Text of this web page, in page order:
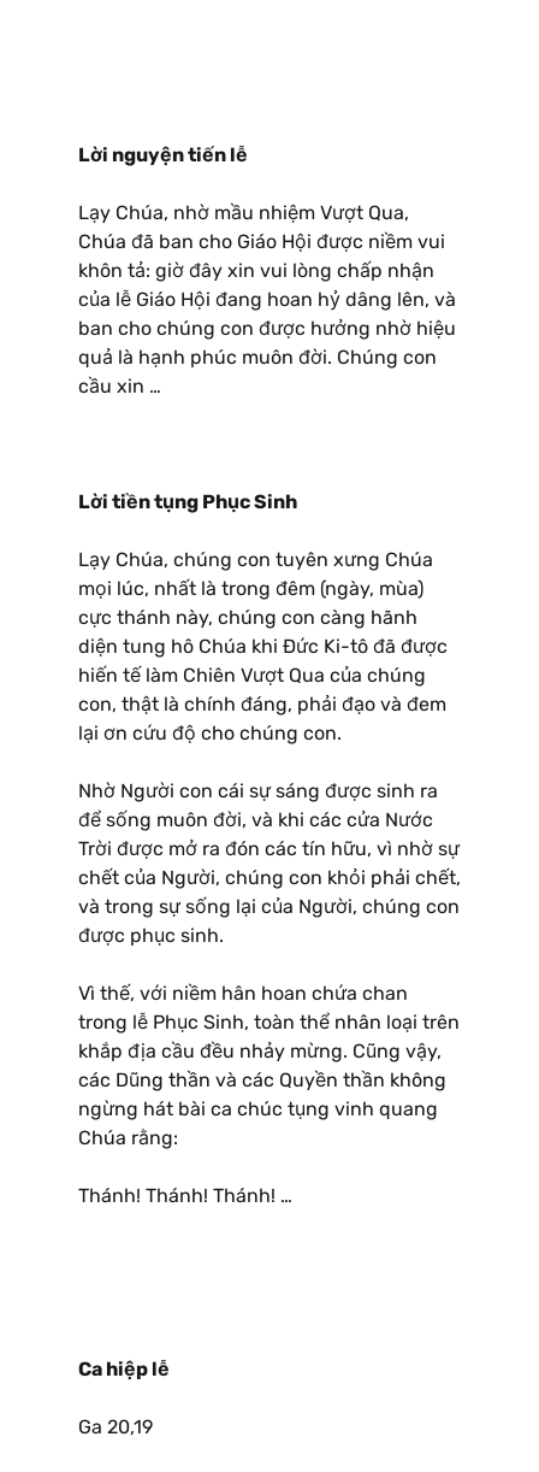
Lời nguyện tiến lễ
Lạy Chúa, nhờ mầu nhiệm Vượt Qua,
Chúa đã ban cho Giáo Hội được niềm vui
khôn tả: giờ đây xin vui lòng chấp nhận
của lễ Giáo Hội đang hoan hỷ dâng lên, và
ban cho chúng con được hưởng nhờ hiệu
quả là hạnh phúc muôn đời. Chúng con
cầu xin …
Lời tiền tụng Phục Sinh
Lạy Chúa, chúng con tuyên xưng Chúa
mọi lúc, nhất là trong đêm (ngày, mùa)
cực thánh này, chúng con càng hãnh
diện tung hô Chúa khi Ðức Ki-tô đã được
hiến tế làm Chiên Vượt Qua của chúng
con, thật là chính đáng, phải đạo và đem
lại ơn cứu độ cho chúng con.
Nhờ Người con cái sự sáng được sinh ra
để sống muôn đời, và khi các cửa Nước
Trời được mở ra đón các tín hữu, vì nhờ sự
chết của Người, chúng con khỏi phải chết,
và trong sự sống lại của Người, chúng con
được phục sinh.
Vì thế, với niềm hân hoan chứa chan
trong lễ Phục Sinh, toàn thể nhân loại trên
khắp địa cầu đều nhảy mừng. Cũng vậy,
các Dũng thần và các Quyền thần không
ngừng hát bài ca chúc tụng vinh quang
Chúa rằng:
Thánh! Thánh! Thánh! …
Ca hiệp lễ
Ga 20,19